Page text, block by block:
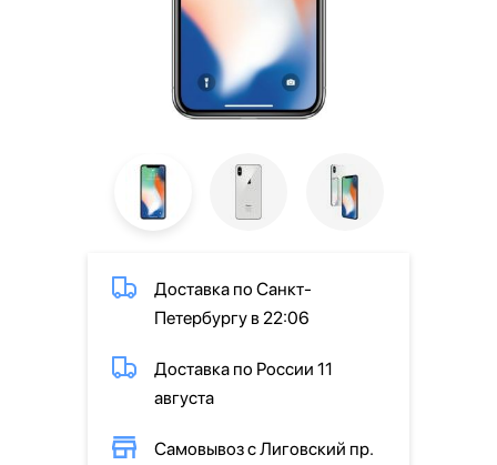
Доставка по Санкт-
Петербургу в 22:06
Доставка по России 11
августа
Самовывоз с Лиговский пр.